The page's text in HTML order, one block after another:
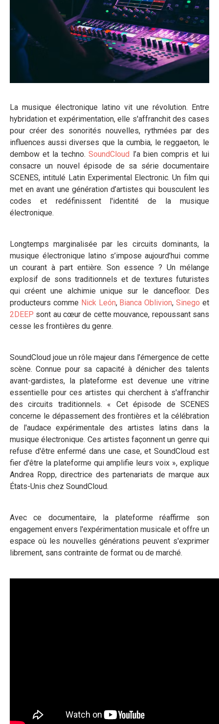
La musique électronique latino vit une révolution. Entre
hybridation et expérimentation, elle s'affranchit des cases
pour créer des sonorités nouvelles, rythmées par des
influences aussi diverses que la cumbia, le reggaeton, le
dembow et la techno.SoundCloud l’a bien compris et lui
consacre un nouvel épisode de sa série documentaire
SCENES, intitulé Latin Experimental Electronic. Un film qui
met en avant une génération d’artistes qui bousculent les
codes et redéfinissent l'identité de la musique
électronique.
Longtemps marginalisée par les circuits dominants, la
musique électronique latino s’impose aujourd’hui comme
un courant à part entière. Son essence ? Un mélange
explosif de sons traditionnels et de textures futuristes
qui créent une alchimie unique sur le dancefloor. Des
producteurs comme Nick León, Bianca Oblivion,Sinego et
2DEEP sont au cœur de cette mouvance, repoussant sans
cesse les frontières du genre.
SoundCloud joue un rôle majeur dans l’émergence de cette
scène. Connue pour sa capacité à dénicher des talents
avant-gardistes, la plateforme est devenue une vitrine
essentielle pour ces artistes qui cherchent à s'affranchir
des circuits traditionnels. « Cet épisode de SCENES
concerne le dépassement des frontières et la célébration
de l'audace expérimentale des artistes latins dans la
musique électronique. Ces artistes façonnent un genre qui
refuse d'être enfermé dans une case, et SoundCloud est
fier d'être la plateforme qui amplifie leurs voix », explique
Andrea Ropp, directrice des partenariats de marque aux
États-Unis chez SoundCloud.
Avec ce documentaire, la plateforme réaffirme son
engagement envers l'expérimentation musicale et offre un
espace où les nouvelles générations peuvent s'exprimer
librement, sans contrainte de format ou de marché.